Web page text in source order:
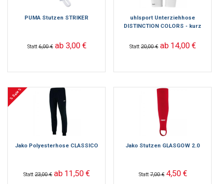
PUMA Stutzen STRIKER
Statt6,00 € ab 3,00 €
uhlsport Unterziehhose
DISTINCTION COLORS - kurz
Statt 20,00 € ab 14,00 €
% Sale %
Jako Polyesterhose CLASSICO
Statt 23,00 € ab 11,50 €
Jako Stutzen GLASGOW 2.0
Statt7,00 € 4,50 €